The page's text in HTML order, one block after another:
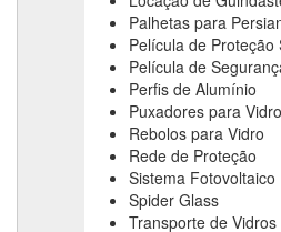
Palhetas para
Película de Proteção
Película de
Perfis de Alumínio
Puxadores para Vidro
Rebolos para Vidro
Rede de Proteção
Sistema Fotovoltaico
Spider Glass
Transporte de Vidros